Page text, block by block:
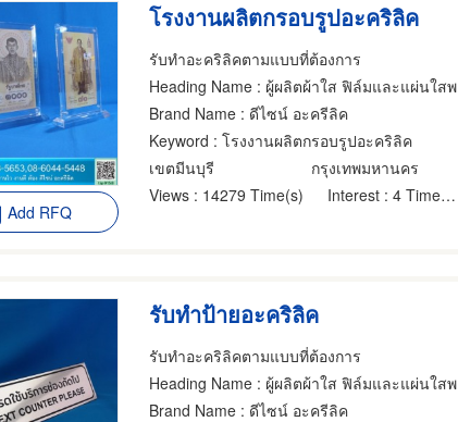
Add RFQ
โรงงานผลิตกรอบรูปอะคริลิค
รับทําอะคริลิคตามแบบที่ต้องการ
Heading Name : ผู้ผลิตผ้าใส ฟิล์มและแผ่นใสพลาสติก,แผ่นอะครีลิคพลาสติก,ผลิตภัณฑ์อะคริลิค
Brand Name : ดีไซน์ อะครีลิค
Keyword : โรงงานผลิตกรอบรูปอะคริลิค
เขตมีนบุรี
กรุงเทพมหานคร
Views : 14279 Time(s) Interest : 4 Time(s)
รับทำป้ายอะคริลิค
รับทําอะคริลิคตามแบบที่ต้องการ
Heading Name : ผู้ผลิตผ้าใส ฟิล์มและแผ่นใสพลาสติก,แผ่นอะครีลิคพลาสติก,ผลิตภัณฑ์อะคริลิค
Brand Name : ดีไซน์ อะครีลิค